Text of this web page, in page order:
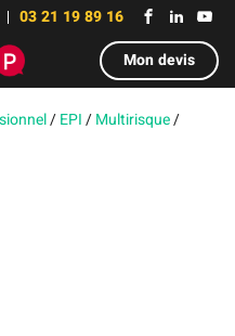
03 21 19 89 16
Mon devis
/EPI/Multirisque/